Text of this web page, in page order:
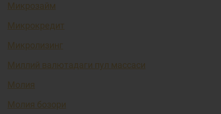
Микрозайм
Микрокредит
Микролизинг
Миллий валютадаги пул массаси
Молия
Молия бозори